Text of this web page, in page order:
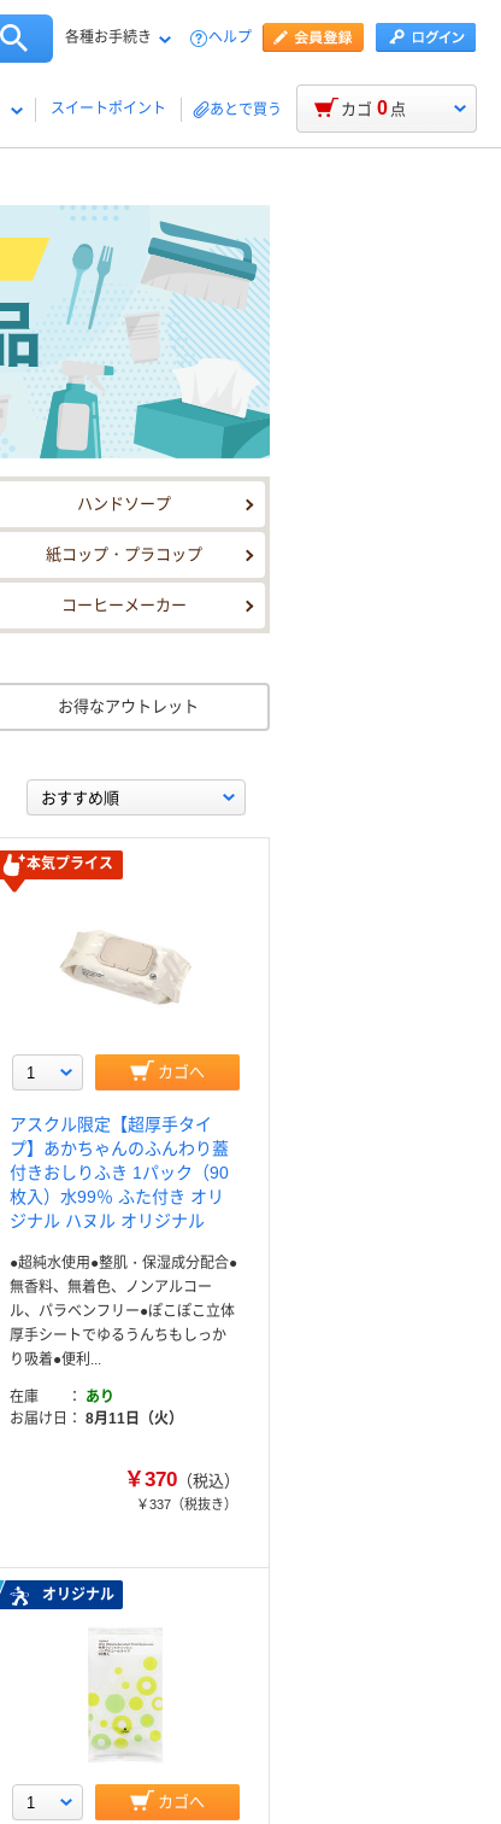
各種お手続き ヘルプ
スイートポイント あとで買う カゴ 0 点
ハンドソープ
紙コップ・プラコップ
コーヒーメーカー
お得なアウトレット
本気プライス
カゴへ
アスクル限定【超厚手タイ
プ】あかちゃんのふんわり蓋
付きおしりふき 1パック（90
枚入）水99％ ふた付き オリ
ジナル ハヌル オリジナル
●超純水使用●整肌・保湿成分配合●
無香料、無着色、ノンアルコー
ル、パラベンフリー●ぽこぽこ立体
厚手シートでゆるうんちもしっか
り吸着●便利...
在庫
あり
お届け日
8月11日（火）
￥370 （税込）
￥337 （税抜き）
オリジナル
カゴへ